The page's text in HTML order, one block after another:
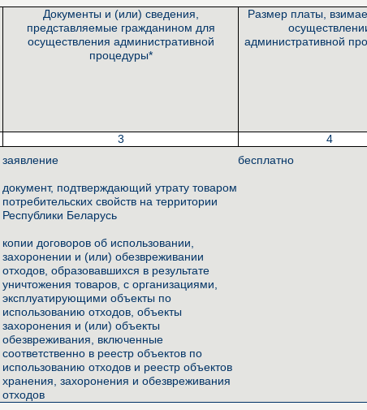
Документы и (или) сведения,
представляемые гражданином для
осуществления административной
процедуры*
Размер платы,
административной
3 4
заявление
документ, подтверждающий утрату товаром
потребительских свойств на территории
Республики Беларусь
копии договоров об использовании,
захоронении и (или) обезвреживании
отходов, образовавшихся в результате
уничтожения товаров, с организациями,
эксплуатирующими объекты по
использованию отходов, объекты
захоронения и (или) объекты
обезвреживания, включенные
соответственно в реестр объектов по
использованию отходов и реестр объектов
хранения, захоронения и обезвреживания
отходов
бесплатно